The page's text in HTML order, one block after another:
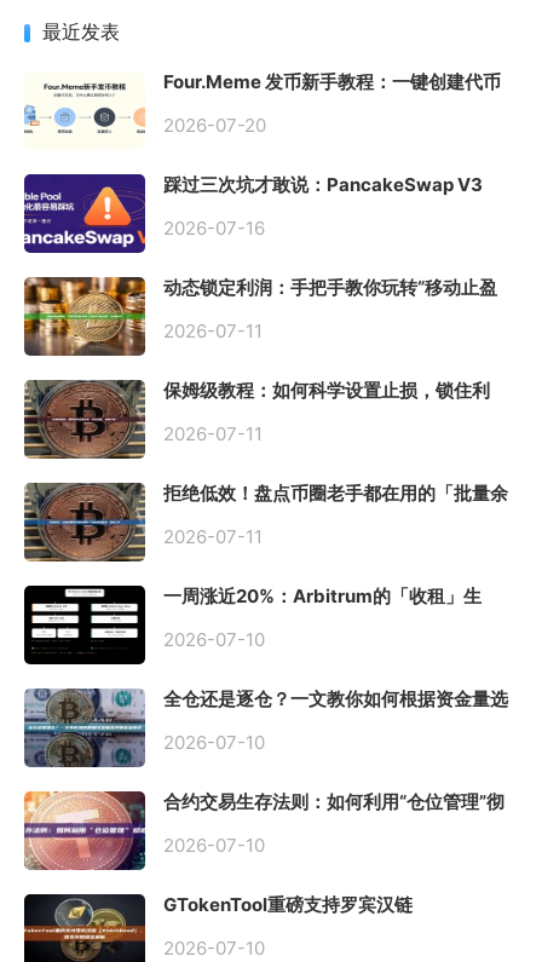
最近发表
Four.Meme 发币新手教程：一键创建代币
2026-07-20
踩过三次坑才敢说：PancakeSwap V3
初始化
2026-07-16
动态锁定利润：手把手教你玩转“移动止盈
2026-07-11
保姆级教程：如何科学设置止损，锁住利
2026-07-11
拒绝低效！盘点币圈老手都在用的「批量余
2026-07-11
一周涨近20%：Arbitrum的「收租」生
2026-07-10
全仓还是逐仓？一文教你如何根据资金量选
2026-07-10
合约交易生存法则：如何利用“仓位管理”彻
2026-07-10
GTokenTool重磅支持罗宾汉链
2026-07-10